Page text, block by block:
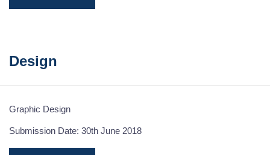
Design
Graphic Design
Submission Date: 30th June 2018